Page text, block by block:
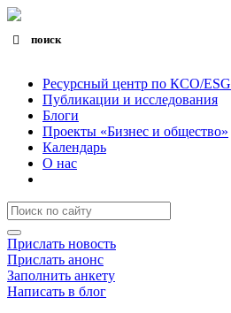
поиск
Ресурсный центр по КСО/ESG
Публикации и исследования
Блоги
Проекты «Бизнес и общество»
Календарь
О нас
Прислать новость
Прислать анонс
Заполнить анкету
Написать в блог